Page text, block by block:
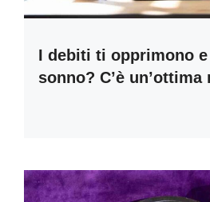
I debiti ti opprimono
sonno? C’è